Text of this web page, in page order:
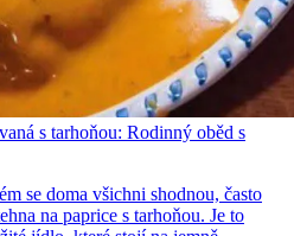
s tarhoňou: Rodinný oběd s
se doma všichni shodnou, často
na paprice s tarhoňou. Je to